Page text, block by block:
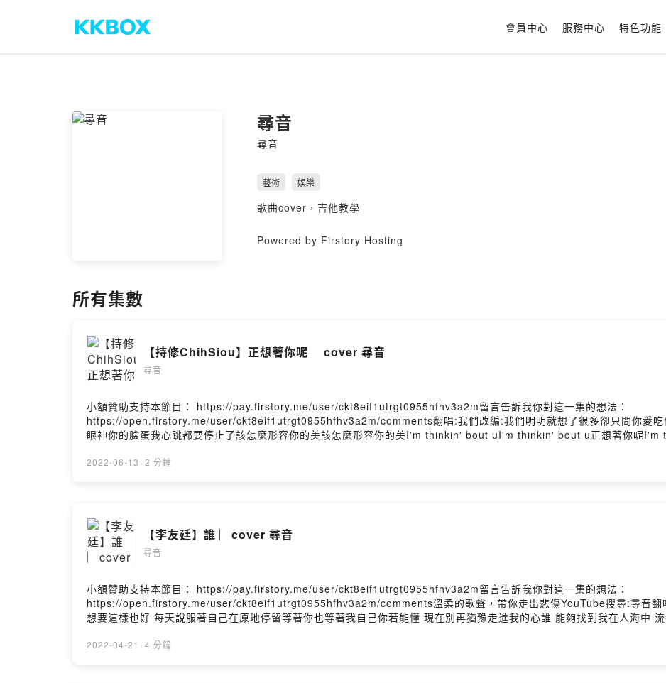
會員中心 服務中心 特色功能
尋音
尋音
藝術 娛樂
歌曲cover，吉他教學
Powered by Firstory Hosting
所有集數
【持修ChihSiou】正想著你呢 ︳cover 尋音
尋音
小額贊助支持本節目： https://pay.firstory.me/user/ckt8eif1utrgt0955hfhv3a2m留言告訴我你對這一集的想法：
https://open.firstory.me/user/ckt8eif1utrgt0955hfhv3a2m/comments翻唱:我們改編:我們明明就想了很多卻只問你愛吃
眼神你的臉蛋我心跳都要停止了該怎麼形容你的美該怎麼形容你的美I'm thinkin' bout uI'm thinkin' bout u正想著你呢
正想著你呢I'm thinkin' bout uI'm thinkin' bout u都快要瘋了noOh 對不起我好想你你呢你呢Oh 對不起我好想你你呢都快
2022-06-13 · 2 分鐘
【李友廷】誰 ︳cover 尋音
尋音
小額贊助支持本節目： https://pay.firstory.me/user/ckt8eif1utrgt0955hfhv3a2m留言告訴我你對這一集的想法：
https://open.firstory.me/user/ckt8eif1utrgt0955hfhv3a2m/comments溫柔的歌聲，帶你走出悲傷YouTube搜尋:尋音翻
想要這樣也好 每天說服著自己在原地停留等著你也等著我自己你若能懂 現在別再猶豫走進我的心誰 能夠找到我在人海中
到我在人海中 流浪等待 愛將我的輪廓填滿誰 想要找到我 多麼希望擁有一個你 讓我值得存在你能否 由衷容納每一種的我我
2022-04-21 · 4 分鐘